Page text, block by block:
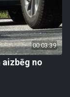
00:03:39
no